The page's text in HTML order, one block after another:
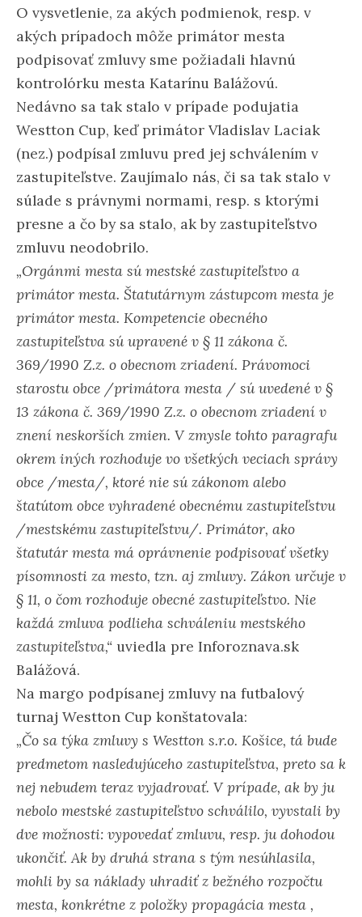
O vysvetlenie, za akých podmienok, resp. v
akých prípadoch môže primátor mesta
podpisovať zmluvy sme požiadali hlavnú
kontrolórku mesta Katarínu Balážovú.
Nedávno sa tak stalo v prípade podujatia
Westton Cup, keď primátor Vladislav Laciak
(nez.) podpísal zmluvu pred jej schválením v
zastupiteľstve. Zaujímalo nás, či sa tak stalo v
súlade s právnymi normami, resp. s ktorými
presne a čo by sa stalo, ak by zastupiteľstvo
zmluvu neodobrilo.
„Orgánmi mesta sú mestské zastupiteľstvo a
primátor mesta. Štatutárnym zástupcom mesta je
primátor mesta. Kompetencie obecného
zastupiteľstva sú upravené v § 11 zákona č.
369/1990 Z.z. o obecnom zriadení. Právomoci
starostu obce /primátora mesta / sú uvedené v §
13 zákona č. 369/1990 Z.z. o obecnom zriadení v
znení neskorších zmien. V zmysle tohto paragrafu
okrem iných rozhoduje vo všetkých veciach správy
obce /mesta/, ktoré nie sú zákonom alebo
štatútom obce vyhradené obecnému zastupiteľstvu
/mestskému zastupiteľstvu/. Primátor, ako
štatutár mesta má oprávnenie podpisovať všetky
písomnosti za mesto, tzn. aj zmluvy. Zákon určuje v
§ 11, o čom rozhoduje obecné zastupiteľstvo. Nie
každá zmluva podlieha schváleniu mestského
zastupiteľstva,“ uviedla pre Inforoznava.sk
Balážová.
Na margo podpísanej zmluvy na futbalový
turnaj Westton Cup konštatovala:
„Čo sa týka zmluvy s Westton s.r.o. Košice, tá bude
predmetom nasledujúceho zastupiteľstva, preto sa k
nej nebudem teraz vyjadrovať. V prípade, ak by ju
nebolo mestské zastupiteľstvo schválilo, vyvstali by
dve možnosti: vypovedať zmluvu, resp. ju dohodou
ukončiť. Ak by druhá strana s tým nesúhlasila,
mohli by sa náklady uhradiť z bežného rozpočtu
mesta, konkrétne z položky propagácia mesta ,